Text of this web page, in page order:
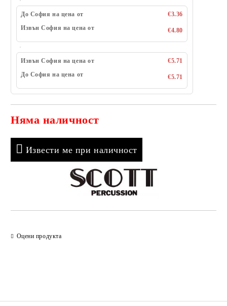
До София на цена от
€3.36
Извън София на цена от
€4.80
Извън София на цена от
€5.71
До София на цена от
€5.71
Няма наличност
Извести ме при наличност
Оцени продукта